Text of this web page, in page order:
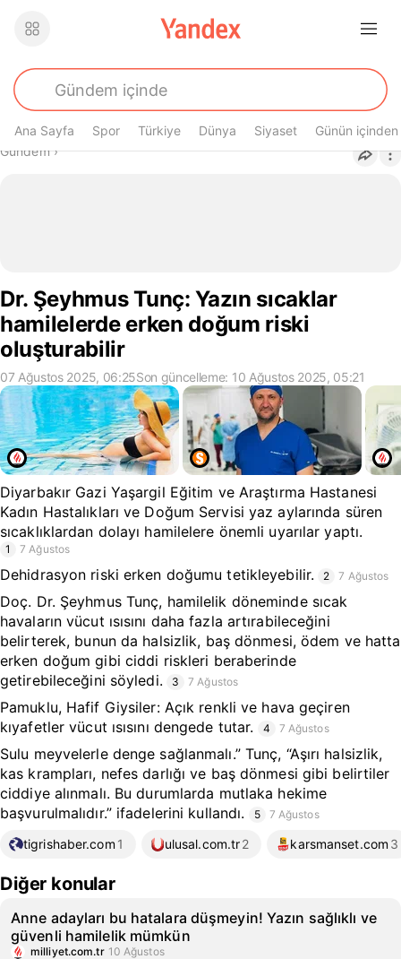
Ana Sayfa Spor Türkiye Dünya Siyaset Günün içinden
Buradasın
Gündem›
Dr. Şeyhmus Tunç: Yazın sıcaklar
hamilelerde erken doğum riski
oluşturabilir
07 Ağustos 2025, 06:25Son güncelleme: 10 Ağustos 2025, 05:21
Diyarbakır Gazi Yaşargil Eğitim ve Araştırma Hastanesi
Kadın Hastalıkları ve Doğum Servisi yaz aylarında süren
sıcaklıklardan dolayı hamilelere önemli uyarılar yaptı.
1 7 Ağustos
Dehidrasyon riski erken doğumu tetikleyebilir. 2 7 Ağustos
Doç. Dr. Şeyhmus Tunç, hamilelik döneminde sıcak
havaların vücut ısısını daha fazla artırabileceğini
belirterek, bunun da halsizlik, baş dönmesi, ödem ve hatta
erken doğum gibi ciddi riskleri beraberinde
getirebileceğini söyledi.
3 7 Ağustos
Pamuklu, Hafif Giysiler: Açık renkli ve hava geçiren
kıyafetler vücut ısısını dengede tutar.
4 7 Ağustos
Sulu meyvelerle denge sağlanmalı.” Tunç, “Aşırı halsizlik,
kas krampları, nefes darlığı ve baş dönmesi gibi belirtiler
ciddiye alınmalı. Bu durumlarda mutlaka hekime
başvurulmalıdır.” ifadelerini kullandı.
5 7 Ağustos
tigrishaber.com 1 ulusal.com.tr2 karsmanset.com 3
Diğer konular
Anne adayları bu hatalara düşmeyin! Yazın sağlıklı ve
güvenli hamilelik mümkün
milliyet.com.tr 10 Ağustos